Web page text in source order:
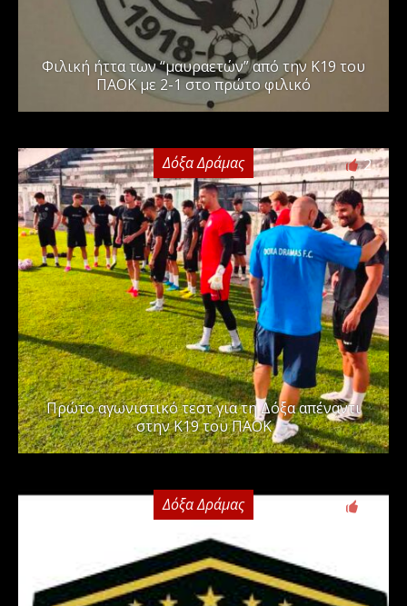
Φιλική ήττα των “μαυραετών” από την Κ19 του
ΠΑΟΚ με 2-1 στο πρώτο φιλικό
Δόξα Δράμας 2
Πρώτο αγωνιστικό τεστ για τη Δόξα απέναντι
στην Κ19 του ΠΑΟΚ
Δόξα Δράμας